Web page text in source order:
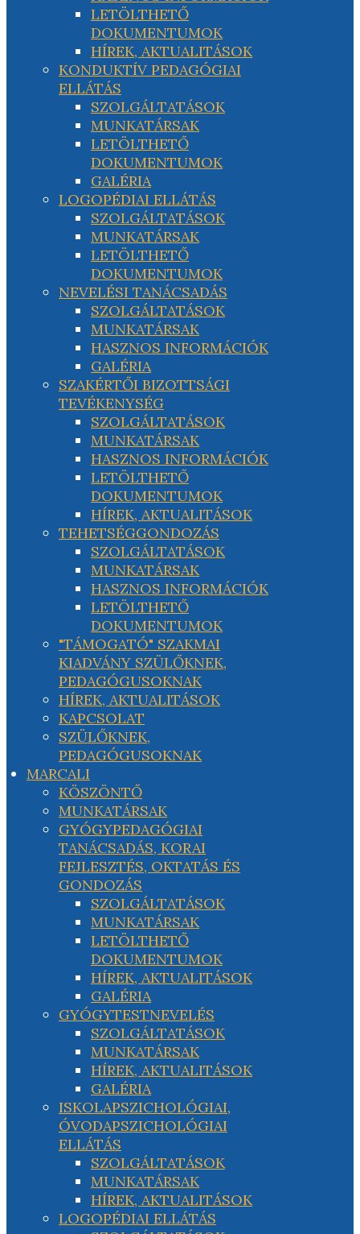
LETÖLTHETŐ
DOKUMENTUMOK
HÍREK, AKTUALITÁSOK
KONDUKTÍV PEDAGÓGIAI
ELLÁTÁS
SZOLGÁLTATÁSOK
MUNKATÁRSAK
LETÖLTHETŐ
DOKUMENTUMOK
GALÉRIA
LOGOPÉDIAI ELLÁTÁS
SZOLGÁLTATÁSOK
MUNKATÁRSAK
LETÖLTHETŐ
DOKUMENTUMOK
NEVELÉSI TANÁCSADÁS
SZOLGÁLTATÁSOK
MUNKATÁRSAK
HASZNOS INFORMÁCIÓK
GALÉRIA
SZAKÉRTŐI BIZOTTSÁGI
TEVÉKENYSÉG
SZOLGÁLTATÁSOK
MUNKATÁRSAK
HASZNOS INFORMÁCIÓK
LETÖLTHETŐ
DOKUMENTUMOK
HÍREK, AKTUALITÁSOK
TEHETSÉGGONDOZÁS
SZOLGÁLTATÁSOK
MUNKATÁRSAK
HASZNOS INFORMÁCIÓK
LETÖLTHETŐ
DOKUMENTUMOK
"TÁMOGATÓ" SZAKMAI
KIADVÁNY SZÜLŐKNEK,
PEDAGÓGUSOKNAK
HÍREK, AKTUALITÁSOK
KAPCSOLAT
SZÜLŐKNEK,
PEDAGÓGUSOKNAK
MARCALI
KÖSZÖNTŐ
MUNKATÁRSAK
GYÓGYPEDAGÓGIAI
TANÁCSADÁS, KORAI
FEJLESZTÉS, OKTATÁS ÉS
GONDOZÁS
SZOLGÁLTATÁSOK
MUNKATÁRSAK
LETÖLTHETŐ
DOKUMENTUMOK
HÍREK, AKTUALITÁSOK
GALÉRIA
GYÓGYTESTNEVELÉS
SZOLGÁLTATÁSOK
MUNKATÁRSAK
HÍREK, AKTUALITÁSOK
GALÉRIA
ISKOLAPSZICHOLÓGIAI,
ÓVODAPSZICHOLÓGIAI
ELLÁTÁS
SZOLGÁLTATÁSOK
MUNKATÁRSAK
HÍREK, AKTUALITÁSOK
LOGOPÉDIAI ELLÁTÁS